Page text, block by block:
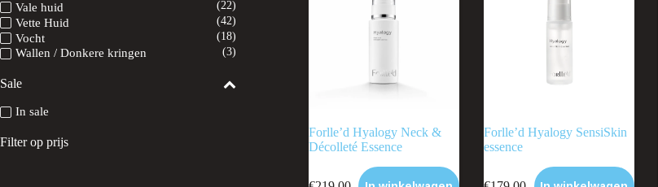
Forlle’d Hyalogy Neck &
Décolleté Essence
Forlle’d Hyalogy SensiSkin
essence
Vale huid (22)
Vette Huid (42)
Vocht (18)
Wallen / Donkere kringen (3)
Sale
In sale
Filter op prijs